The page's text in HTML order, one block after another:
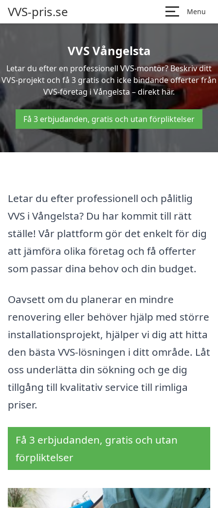
VVS-pris.se Menu
VVS Vångelsta
Letar du efter en professionell VVS-montör? Beskriv ditt
VVS-projekt och få 3 gratis och icke bindande offerter från
VVS-företag i Vångelsta – direkt här.
Få 3 erbjudanden, gratis och utan förpliktelser
Letar du efter professionell och pålitlig
VVS i Vångelsta? Du har kommit till rätt
ställe! Vår plattform gör det enkelt för dig
att jämföra olika företag och få offerter
som passar dina behov och din budget.
Oavsett om du planerar en mindre
renovering eller behöver hjälp med större
installationsprojekt, hjälper vi dig att hitta
den bästa VVS-lösningen i ditt område. Låt
oss underlätta din sökning och ge dig
tillgång till kvalitativ service till rimliga
priser.
Få 3 erbjudanden, gratis och utan
förpliktelser